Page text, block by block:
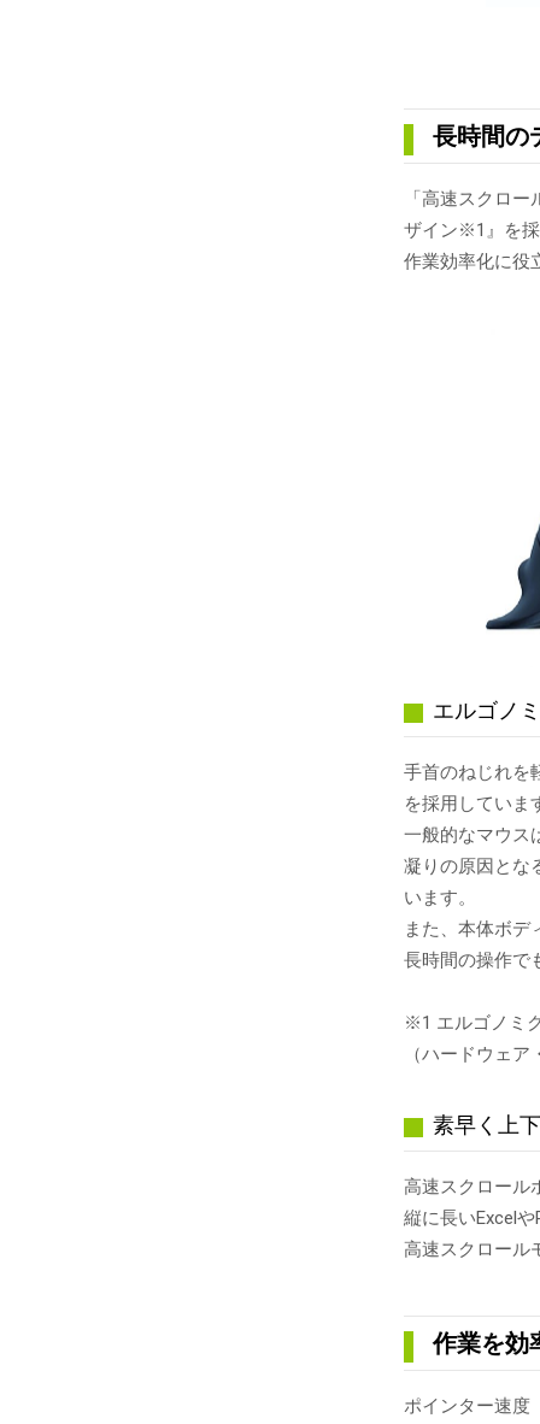
長時間の
「高速スクロ
ザイン※1』を採
作業効率化に役
エルゴノ
手首のねじれを
を採用していま
一般的なマウス
凝りの原因とな
います。
また、本体ボデ
長時間の操作で
※1 エルゴノミ
（ハードウェ
素早く上
高速スクロール
縦に長いExcel
高速スクロール
作業を効
ポインター速度